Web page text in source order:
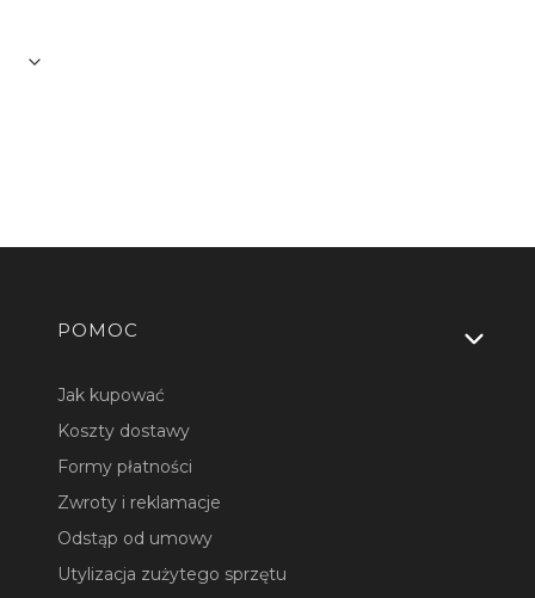
Linki w stopce
POMOC
Jak kupować
Koszty dostawy
Formy płatności
Zwroty i reklamacje
Odstąp od umowy
Utylizacja zużytego sprzętu